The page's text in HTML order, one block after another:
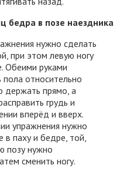
бедра в позе наездника
нужно сделать
при этом левую ногу
Обеими руками
пола относительно
держать прямо, а
грудь и
вперёд и вверх.
упражнения нужно
в паху и бедре, той,
позу нужно
сменить ногу.